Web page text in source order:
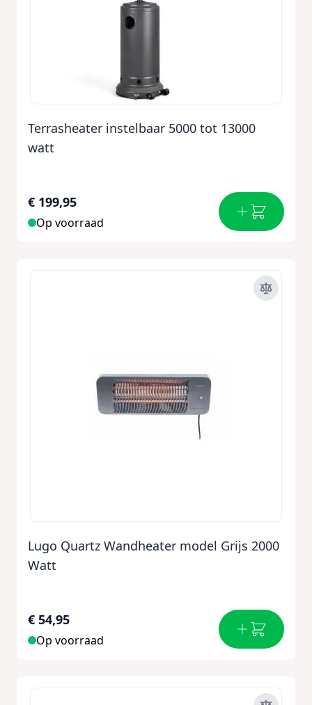
Terrasheater instelbaar 5000 tot 13000
watt
€ 199,95
Op voorraad
Lugo Quartz Wandheater model Grijs 2000
Watt
€ 54,95
Op voorraad